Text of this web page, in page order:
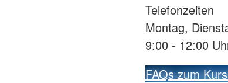
Telefonzeiten
Montag,
9:00 - 12:00
FAQs zum